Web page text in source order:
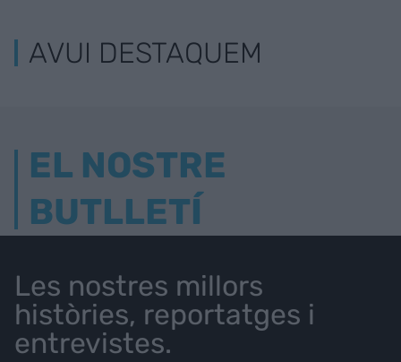
AVUI DESTAQUEM
EL NOSTRE
BUTLLETÍ
Les nostres millors
històries, reportatges i
entrevistes.